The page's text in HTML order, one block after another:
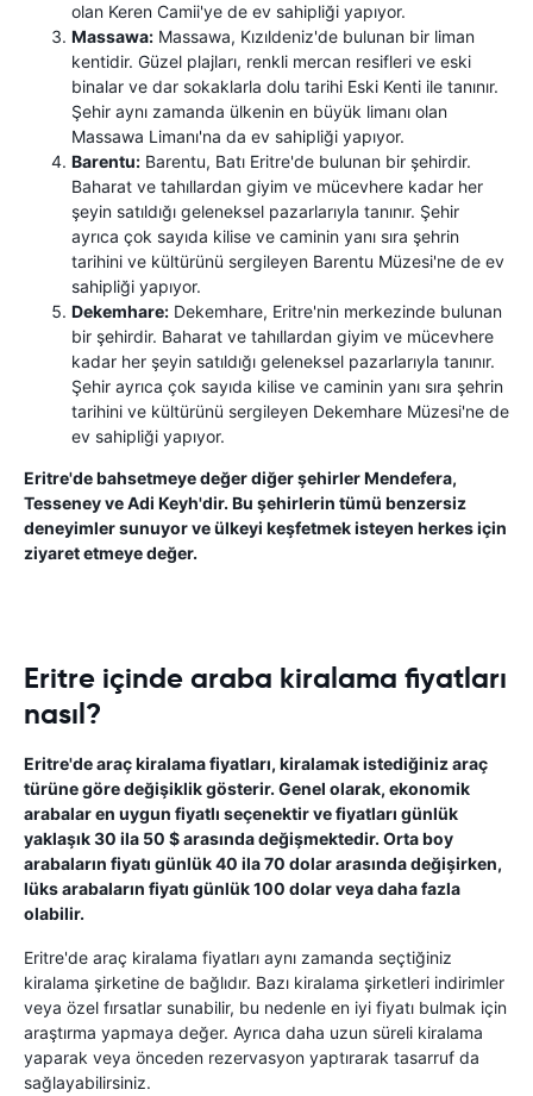
olan Keren Camii'ye de ev sahipliği yapıyor.
Massawa: Massawa, Kızıldeniz'de bulunan bir liman
kentidir. Güzel plajları, renkli mercan resifleri ve eski
binalar ve dar sokaklarla dolu tarihi Eski Kenti ile tanınır.
Şehir aynı zamanda ülkenin en büyük limanı olan
Massawa Limanı'na da ev sahipliği yapıyor.
Barentu: Barentu, Batı Eritre'de bulunan bir şehirdir.
Baharat ve tahıllardan giyim ve mücevhere kadar her
şeyin satıldığı geleneksel pazarlarıyla tanınır. Şehir
ayrıca çok sayıda kilise ve caminin yanı sıra şehrin
tarihini ve kültürünü sergileyen Barentu Müzesi'ne de ev
sahipliği yapıyor.
Dekemhare: Dekemhare, Eritre'nin merkezinde bulunan
bir şehirdir. Baharat ve tahıllardan giyim ve mücevhere
kadar her şeyin satıldığı geleneksel pazarlarıyla tanınır.
Şehir ayrıca çok sayıda kilise ve caminin yanı sıra şehrin
tarihini ve kültürünü sergileyen Dekemhare Müzesi'ne de
ev sahipliği yapıyor.
Eritre'de bahsetmeye değer diğer şehirler Mendefera,
Tesseney ve Adi Keyh'dir. Bu şehirlerin tümü benzersiz
deneyimler sunuyor ve ülkeyi keşfetmek isteyen herkes için
ziyaret etmeye değer.
Eritre içinde araba kiralama fiyatları
nasıl?
Eritre'de araç kiralama fiyatları, kiralamak istediğiniz araç
türüne göre değişiklik gösterir. Genel olarak, ekonomik
arabalar en uygun fiyatlı seçenektir ve fiyatları günlük
yaklaşık 30 ila 50 $ arasında değişmektedir. Orta boy
arabaların fiyatı günlük 40 ila 70 dolar arasında değişirken,
lüks arabaların fiyatı günlük 100 dolar veya daha fazla
olabilir.
Eritre'de araç kiralama fiyatları aynı zamanda seçtiğiniz
kiralama şirketine de bağlıdır. Bazı kiralama şirketleri indirimler
veya özel fırsatlar sunabilir, bu nedenle en iyi fiyatı bulmak için
araştırma yapmaya değer. Ayrıca daha uzun süreli kiralama
yaparak veya önceden rezervasyon yaptırarak tasarruf da
sağlayabilirsiniz.